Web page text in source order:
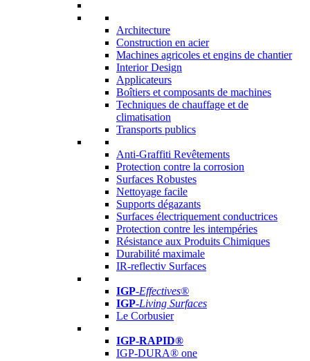
Architecture
Construction en acier
Machines agricoles et engins de chantier
Interior Design
Applicateurs
Boîtiers et composants de machines
Techniques de chauffage et de
climatisation
Transports publics
Anti-Graffiti Revêtements
Protection contre la corrosion
Surfaces Robustes
Nettoyage facile
Supports dégazants
Surfaces électriquement conductrices
Protection contre les intempéries
Résistance aux Produits Chimiques
Durabilité maximale
IR-reflectiv Surfaces
IGP-Effectives®
IGP-Living Surfaces
Le Corbusier
IGP-RAPID®
IGP-DURA® one